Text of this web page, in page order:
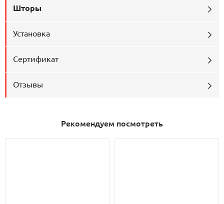
Шторы
Установка
Сертификат
Отзывы
Рекомендуем посмотреть